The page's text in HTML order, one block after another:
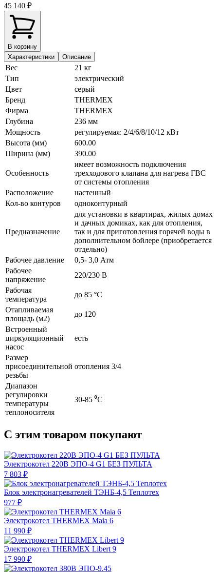
45 140 ₽
В корзину
Характеристики
Описание
Вес
21 кг
Тип
электрический
Цвет
серый
Бренд
THERMEX
Фирма
THERMEX
Глубина
236 мм
Мощность
регулируемая: 2/4/6/8/10/12 кВт
Высота (мм)
600.00
Ширина (мм)
390.00
Особенность
имеет возможность подключения
трехходового клапана для нагрева ГВС
от системы отопления
Расположение
настенный
Кол-во контуров
одноконтурный
Предназначение
для установки в квартирах, жилых домах
и дачных домиках, как для отопления,
так и для приготовления горячей воды в
дополнительном бойлере (приобретается
отдельно)
Рабочее давление
0,5- 3,0 Атм
Рабочее
напряжение
220/230 В
Рабочая
температура
до 85 °С
Отапливаемая
площадь (м2)
до 120
Встроенный
циркуляционный
насос
есть
Размер
присоединительной
резьбы
отопления 3/4
Диапазон
регулировки
температуры
теплоносителя
30-85 ⁰C
С этим товаром покупают
Электрокотел 220В ЭПО-4 G1 БЕЗ ПУЛЬТА
7 803 ₽
Блок электронагревателей ТЭНБ-4,5 Теплотех
977 ₽
Электрокотел THERMEX Maia 6
11 990 ₽
Электрокотел THERMEX Libert 9
17 990 ₽